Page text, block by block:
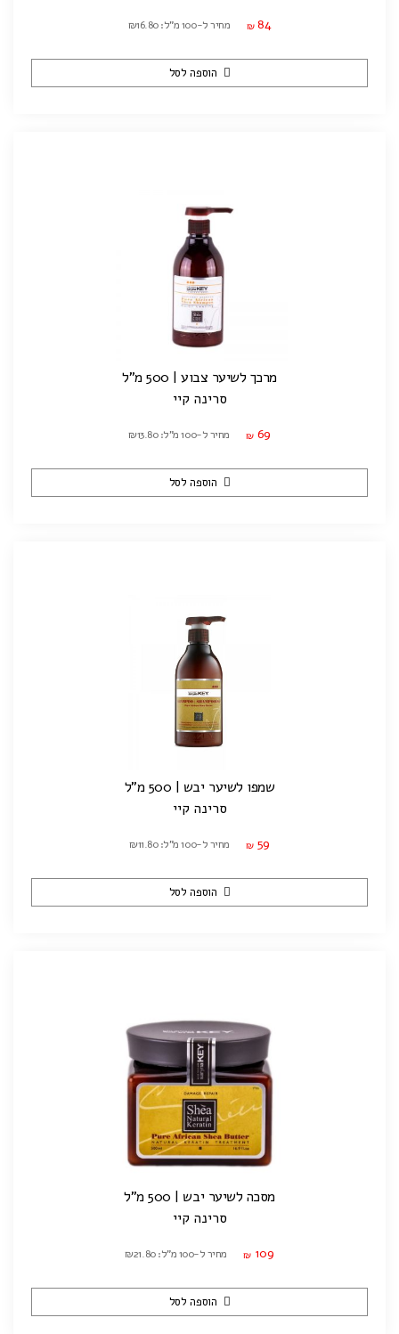
₪ 84 מחיר ל-100 מ"ל: ₪16.80
הוספה לסל
מרכך לשיער צבוע | 500 מ"ל
סרינה קיי
₪ 69 מחיר ל-100 מ"ל: ₪13.80
הוספה לסל
שמפו לשיער יבש | 500 מ"ל
סרינה קיי
₪ 59 מחיר ל-100 מ"ל: ₪11.80
הוספה לסל
מסכה לשיער יבש | 500 מ"ל
סרינה קיי
₪ 109 מחיר ל-100 מ"ל: ₪21.80
הוספה לסל